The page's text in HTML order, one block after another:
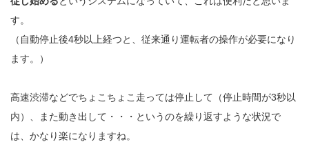
す。
（自動停止後4秒以上経つと、従来通り運転者の操作が必要になり
ます。）
高速渋滞などでちょこちょこ走っては停止して（停止時間が3秒以
内）、また動き出して・・・というのを繰り返すような状況で
は、かなり楽になりますね。